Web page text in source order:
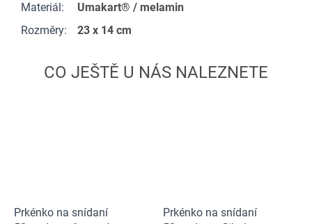
Materiál :
Umakart® / melamin
Rozměry: 23 x 14 cm
Prkénko na snídaní
Prkénko na snídaní